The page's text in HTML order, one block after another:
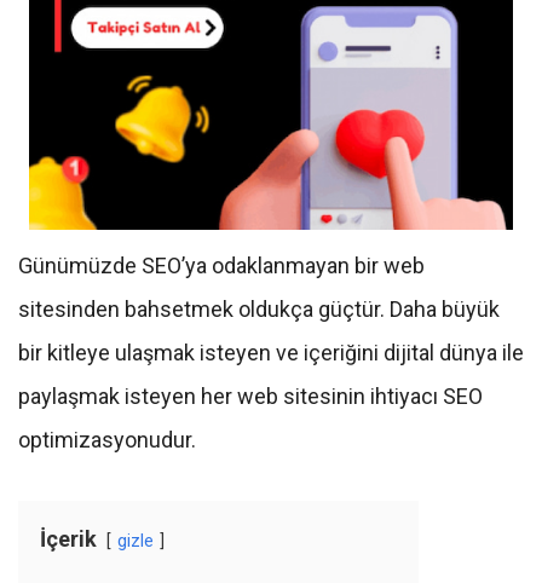
Günümüzde SEO’ya odaklanmayan bir web
sitesinden bahsetmek oldukça güçtür. Daha büyük
bir kitleye ulaşmak isteyen ve içeriğini dijital dünya ile
paylaşmak isteyen her web sitesinin ihtiyacı SEO
optimizasyonudur.
İçerik gizle